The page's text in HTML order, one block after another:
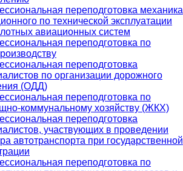
переподготовка механика
по технической эксплуатации
авиационных систем
переподготовка по
переподготовка
по организации дорожного
(ОДД)
переподготовка по
коммунальному хозяйству (ЖКХ)
переподготовка
участвующих в проведении
автотранспорта при государственной
переподготовка по